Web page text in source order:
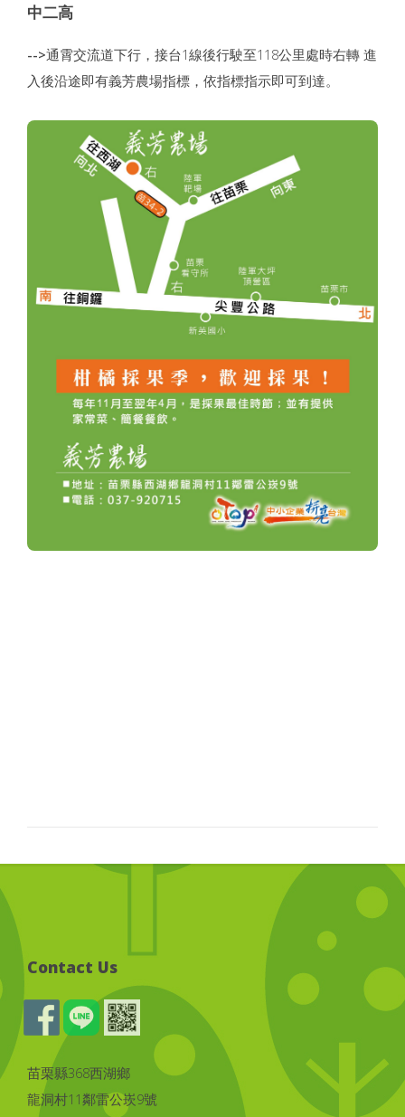
中二高
-->通霄交流道下行，接台1線後行駛至118公里處時右轉 進
入後沿途即有義芳農場指標，依指標指示即可到達。
Contact Us
苗栗縣368西湖鄉
龍洞村11鄰雷公崁9號